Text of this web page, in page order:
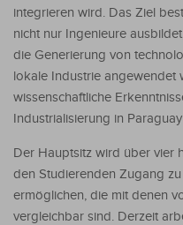
integrieren wird. Das Ziel
nicht nur Ingenieure
die Generierung von
lokale Industrie angewendet
wissenschaftliche
Industrialisierung in
Der Hauptsitz wird über vier
den Studierenden Zugang
ermöglichen, die mit denen
vergleichbar sind. Derzeit